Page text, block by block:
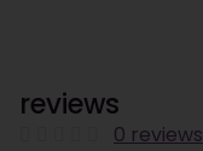
reviews
0 reviews